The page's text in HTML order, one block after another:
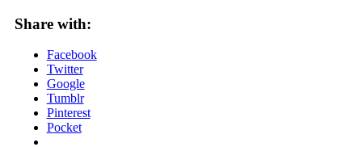
Share with:
Facebook
Twitter
Google
Tumblr
Pinterest
Pocket